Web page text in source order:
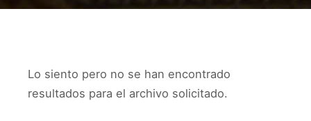
Lo siento pero no se han encontrado
resultados para el archivo solicitado.